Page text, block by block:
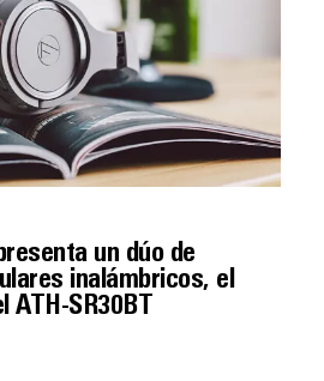
un dúo de
inalámbricos, el
ATH-SR30BT